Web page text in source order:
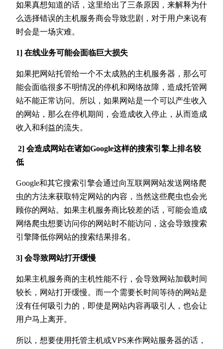
如果真想知道的话，这里给出了三条原因，来解释为什
么选择错误的主机服务商会导致悲剧，对于用户来说有
时会是一场灾难。
1] 在线业务可能会面临巨大损失
如果把网站托管给一个不太成熟的主机服务器，那么可
能会面临很多不明情况的停机和网络故障，造成托管网
站不能正常访问。所以，如果网站是一个可以产生收入
的网站，那么在停机期间，会造成收入停止，从而造成
收入和利益的流失。
2] 会造成网站在诸如Google这样的搜索引擎上排名较
低
Google和其它搜索引擎会通过向互联网网站发送网络爬
虫的方法来获取特定网站的内容，当然这些爬虫也会光
顾你的网站。如果主机服务商比较差的话，可能会造成
网络爬虫想要访问你的网站时不能访问，这会导致搜索
引擎降低你网站的搜索结果排名。
3] 会导致网站打开缓慢
如果主机服务商的主机性能不行，会导致网站加载时间
较长，网站打开缓慢。而一个需要长时间等待的网站是
没有任何吸引力的，即使是网站内容再吸引人，也会让
用户马上离开。
所以，想要使用托管主机或VPS来作网站服务器的话，